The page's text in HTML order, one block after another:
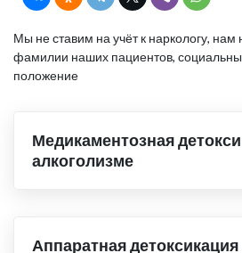
Мы не ставим на учёт к наркологу,
фамилии наших пациентов,
положение
Медикаментозная
алкоголизме
Аппаратная детоксикация